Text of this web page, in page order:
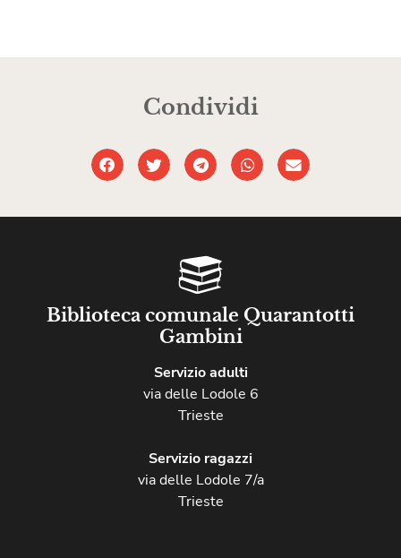
Condividi
Biblioteca comunale Quarantotti
Gambini
Servizio adulti
via delle Lodole 6
Trieste
Servizio ragazzi
via delle Lodole 7/a
Trieste